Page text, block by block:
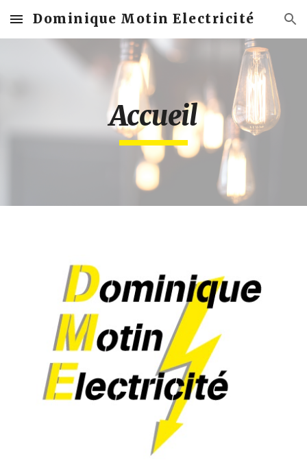
Skip to main content Skip to navigation
Dominique Motin Electricité
Accueil